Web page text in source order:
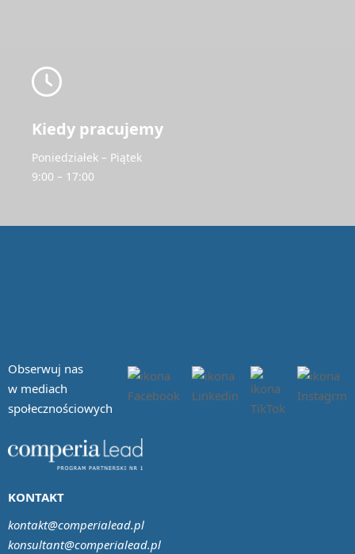
Kiedy pracujemy
Poniedziałek – Piątek
9:00 – 17:00
Obserwuj nas
w mediach
społecznościowych
KONTAKT
kontakt@comperialead.pl
konsultant@comperialead.pl